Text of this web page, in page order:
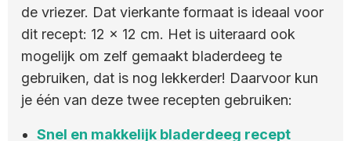
de vriezer. Dat vierkante formaat is ideaal voor
dit recept: 12 x 12 cm. Het is uiteraard ook
mogelijk om zelf gemaakt bladerdeeg te
gebruiken, dat is nog lekkerder! Daarvoor kun
je één van deze twee recepten gebruiken:
Snel en makkelijk bladerdeeg recept